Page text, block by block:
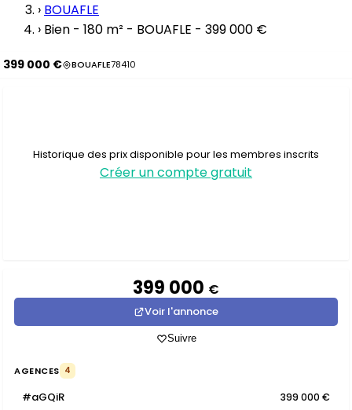
› BOUAFLE
› Bien - 180 m² - BOUAFLE - 399 000 €
399 000 € BOUAFLE78410
Historique des prix disponible pour les membres inscrits
Créer un compte gratuit
399 000 €
Voir l'annonce
Suivre
AGENCES 4
#aGQiR 399 000 €